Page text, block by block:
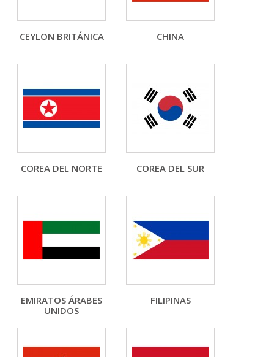
CEYLON BRITÁNICA CHINA
COREA DEL NORTE COREA DEL SUR
EMIRATOS ÁRABES
UNIDOS
FILIPINAS